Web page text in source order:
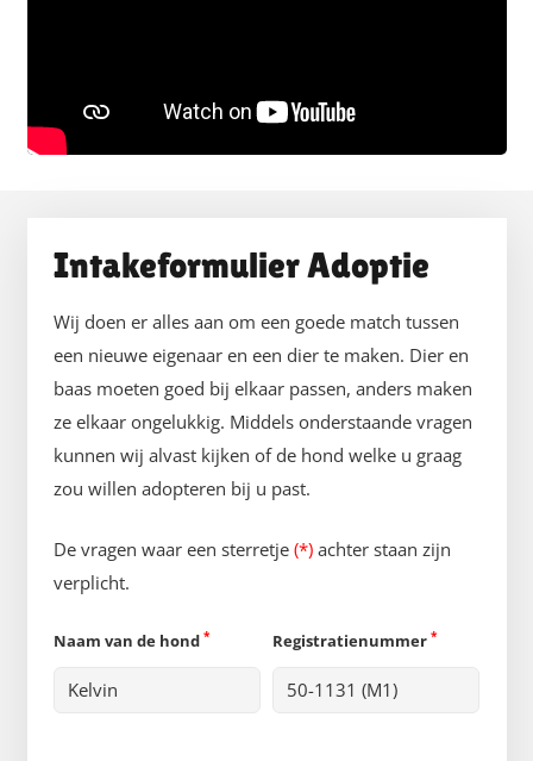
Intakeformulier Adoptie
Wij doen er alles aan om een goede match tussen
een nieuwe eigenaar en een dier te maken. Dier en
baas moeten goed bij elkaar passen, anders maken
ze elkaar ongelukkig. Middels onderstaande vragen
kunnen wij alvast kijken of de hond welke u graag
zou willen adopteren bij u past.
De vragen waar een sterretje (*) achter staan zijn
verplicht.
Naam van de hond * Registratienummer *